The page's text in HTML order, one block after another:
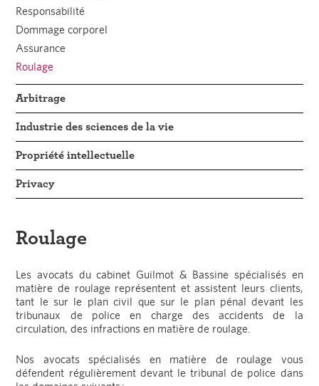
Roulage
Les avocats du cabinet Guilmot & Bassine spécialisés en
matière de roulage représentent et assistent leurs clients,
tant le sur le plan civil que sur le plan pénal devant les
tribunaux de police en charge des accidents de la
circulation, des infractions en matière de roulage.
Nos avocats spécialisés en matière de roulage vous
défendent régulièrement devant le tribunal de police dans
Responsabilité
Dommage corporel
Assurance
Roulage
Arbitrage
Industrie des sciences de la vie
Propriété intellectuelle
Privacy